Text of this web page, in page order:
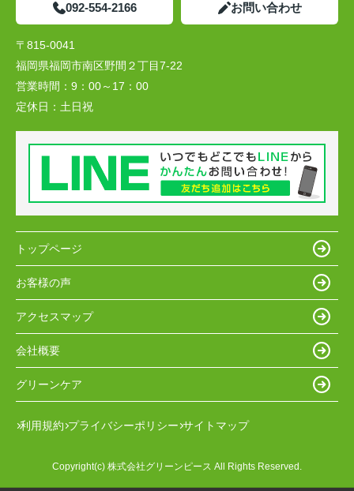
092-554-2166 お問い合わせ
〒815-0041
福岡県福岡市南区野間２丁目7-22
営業時間： 9：00～17：00
定休日： 土日祝
トップページ
お客様の声
アクセスマップ
会社概要
グリーンケア
利用規約 プライバシーポリシー サイトマップ
Copyright(c) 株式会社グリーンピース All Rights Reserved.